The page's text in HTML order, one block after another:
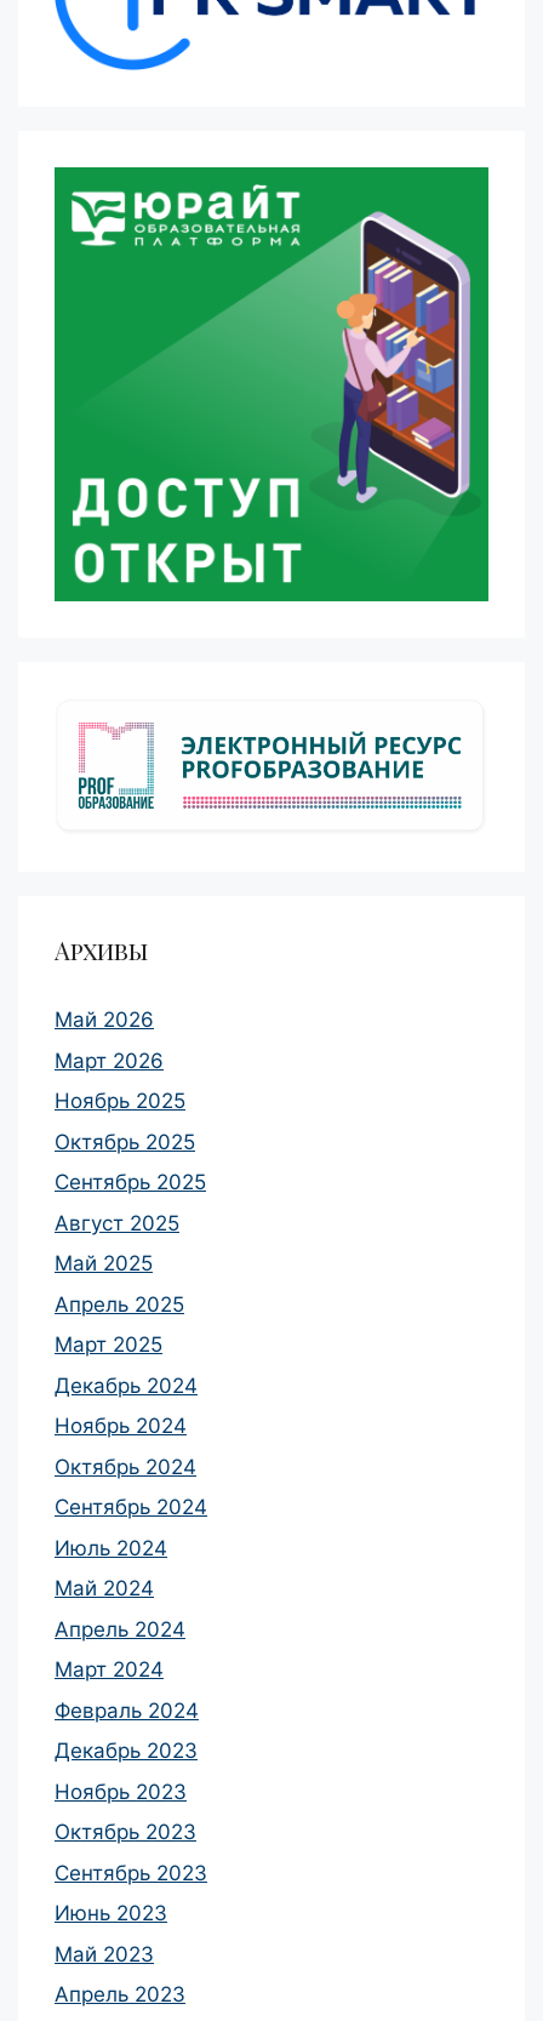
Архивы
Май 2026
Март 2026
Ноябрь 2025
Октябрь 2025
Сентябрь 2025
Август 2025
Май 2025
Апрель 2025
Март 2025
Декабрь 2024
Ноябрь 2024
Октябрь 2024
Сентябрь 2024
Июль 2024
Май 2024
Апрель 2024
Март 2024
Февраль 2024
Декабрь 2023
Ноябрь 2023
Октябрь 2023
Сентябрь 2023
Июнь 2023
Май 2023
Апрель 2023